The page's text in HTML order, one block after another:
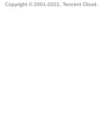
Copyright © 2001-2021, Tencent Cloud.